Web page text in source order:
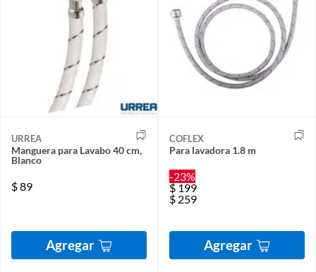
URREA
Manguera para Lavabo 40 cm,
Blanco
$89
Agregar
COFLEX
Para lavadora 1.8 m
-23%
$199
$ 259
Agregar